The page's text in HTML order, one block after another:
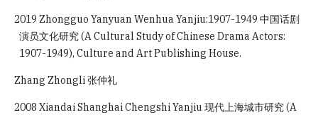
2019 Zhongguo Yanyuan Wenhua Yanjiu:1907-1949 中国话剧
演员文化研究 (A Cultural Study of Chinese Drama Actors:
1907-1949), Culture and Art Publishing House.
Zhang Zhongli 张仲礼
2008 Xiandai Shanghai Chengshi Yanjiu 现代上海城市研究 (A